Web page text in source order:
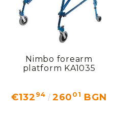
Nimbo forearm
platform KA1035
€13294 26001 BGN